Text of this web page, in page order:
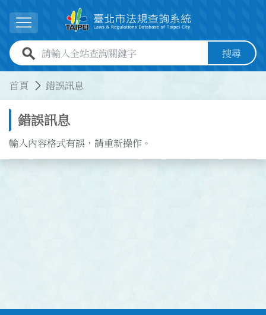
展開選單
全站查詢關鍵字欄位 搜尋
首頁 錯誤訊息
錯誤訊息
輸入內容格式有誤，請重新操作。